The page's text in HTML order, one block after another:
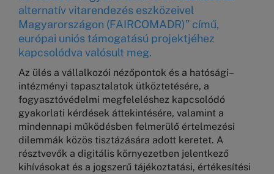
alternatív vitarendezés eszközeivel
Magyarországon (FAIRCOMADR)” című,
európai uniós támogatású projektjéhez
kapcsolódva valósult meg.
Az ülés a vállalkozói nézőpontok és a hatósági–
intézményi tapasztalatok ütköztetésére, a
fogyasztóvédelmi megfeleléshez kapcsolódó
gyakorlati kérdések áttekintésére, valamint a
mindennapi működésben felmerülő értelmezési
dilemmák közös tisztázására adott keretet. A
résztvevők a digitális környezetben jelentkező
kihívásokat és a jogszerű tájékoztatási, értékesítési